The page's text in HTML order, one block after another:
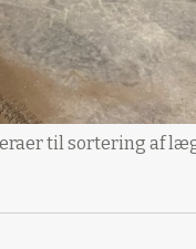
til sortering af